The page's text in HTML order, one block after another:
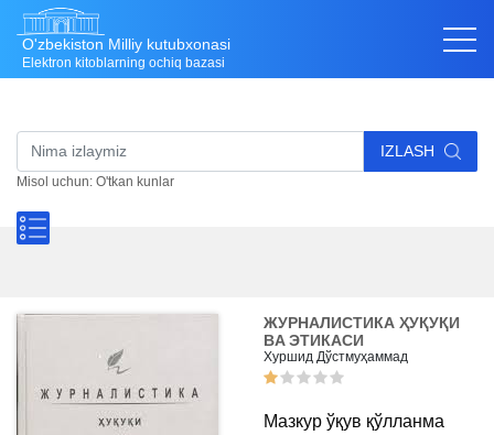
O'zbekiston Milliy kutubxonasi
Elektron kitoblarning ochiq bazasi
IZLASH
Misol uchun: O'tkan kunlar
ЖУРНАЛИСТИКА ҲУҚУҚИ
ВA ЭТИКАСИ
Хуршид Дўстмуҳаммад
Мазкур ўқув қўлланма